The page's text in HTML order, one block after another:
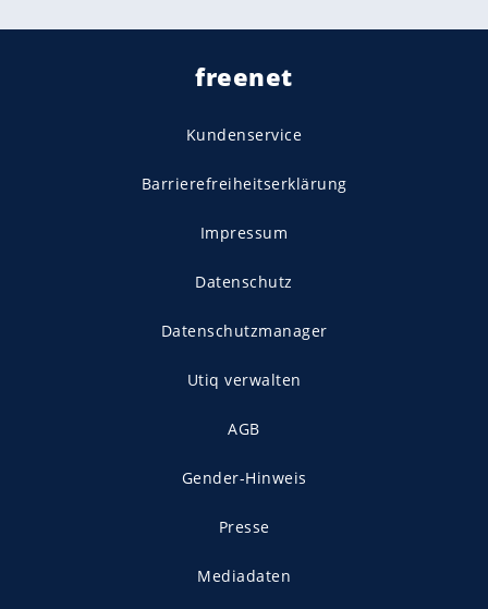
freenet
Kundenservice
Barrierefreiheitserklärung
Impressum
Datenschutz
Datenschutzmanager
Utiq verwalten
AGB
Gender-Hinweis
Presse
Mediadaten